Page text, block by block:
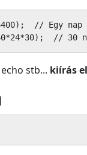
// Egy nap
// 30
stb... kiírás